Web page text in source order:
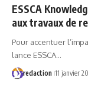
ESSCA
aux travaux de
Pour accentuer
lance ESSCA…
redaction 11 janvier